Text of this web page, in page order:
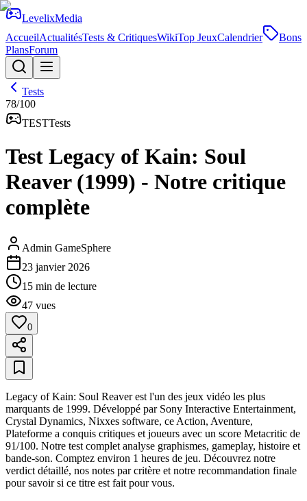
LevelixMedia
AccueilActualitésTests & CritiquesWikiTop JeuxCalendrier
Bons
PlansForum
Tests
78/100
TESTTests
Test Legacy of Kain: Soul
Reaver (1999) - Notre critique
complète
Admin GameSphere
23 janvier 2026
15 min de lecture
47 vues
0
Legacy of Kain: Soul Reaver est l'un des jeux vidéo les plus
marquants de 1999. Développé par Sony Interactive Entertainment,
Crystal Dynamics, Nixxes software, ce Action, Aventure,
Plateforme a conquis critiques et joueurs avec un score Metacritic de
91/100. Notre test complet analyse graphismes, gameplay, histoire et
bande-son. Comptez environ 1 heures de jeu. Découvrez notre
verdict détaillé, nos notes par critère et notre recommandation finale
pour savoir si ce titre est fait pour vous.